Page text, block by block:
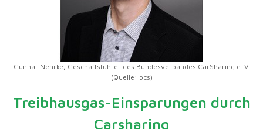
Gunnar Nehrke, Geschäftsführer des Bundesverbandes CarSharing e. V.
(Quelle: bcs)
Treibhausgas-Einsparungen durch
Carsharing